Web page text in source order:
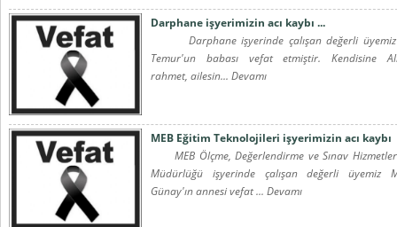
Darphane işyerimizin acı kaybı ...
Darphane işyerinde çalışan değerli üyemiz
Temur'un babası vefat etmiştir. Kendisine
rahmet, ailesin... Devamı
MEB Eğitim Teknolojileri işyerimizin acı kaybı
MEB Ölçme, Değerlendirme ve Sınav
Müdürlüğü işyerinde çalışan değerli üyemiz
Günay'ın annesi vefat ... Devamı